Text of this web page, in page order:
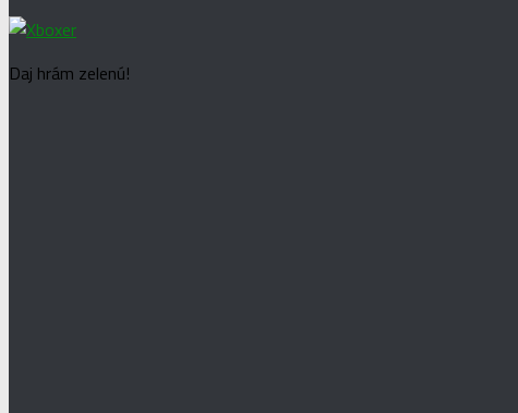
Daj hrám zelenú!